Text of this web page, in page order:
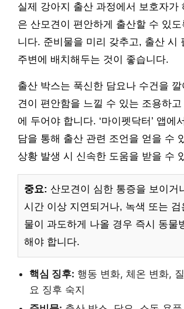
실제 강아지 출산 과정에서 보호자가
은 산모견이 편안하게 출산할 수 있도
니다. 준비물을 미리 갖추고, 출산 시
주변에 배치해두는 것이 좋습니다.
출산 박스는 푹신한 담요나 수건을
견이 편안함을 느낄 수 있는 조용하
에 두어야 합니다. ‘마이펫닥터’ 앱에
담을 통해 출산 관련 조언을 얻을 수
상황 발생 시 신속한 도움을 받을 수
중요: 산모견이 심한 통증을 보이거
시간 이상 지연되거나, 녹색 또는 검
물이 과도하게 나올 경우 즉시 동물
해야 합니다.
핵심 징후: 행동 변화, 체온 변화,
요 징후 숙지